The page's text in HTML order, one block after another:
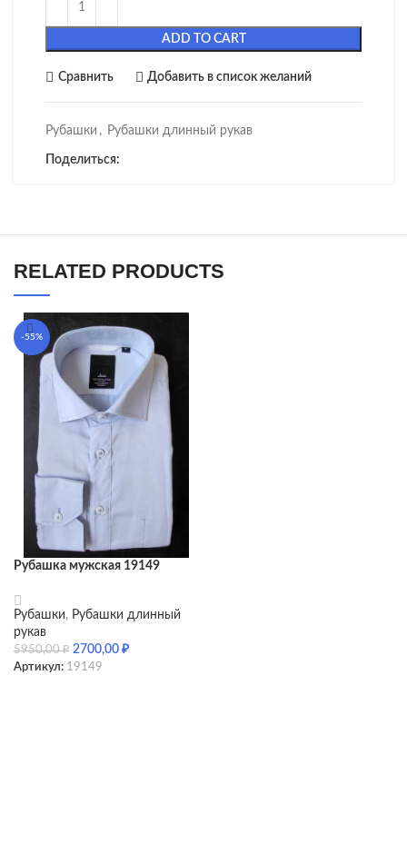
ADD TO CART
Сравнить Добавить в список желаний
Рубашки , Рубашки длинный рукав
Поделиться:
RELATED PRODUCTS
-55%
Рубашка мужская 19149
Рубашки, Рубашки длинный
рукав
5950,00₽ 2700,00 ₽
Артикул: 19149